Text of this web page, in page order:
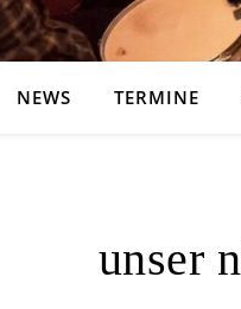
NEWS TERMINE
unser